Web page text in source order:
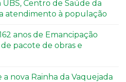
Centro de Saúde da
atendimento à população
anos de Emancipação
pacote de obras e
a nova Rainha da Vaquejada